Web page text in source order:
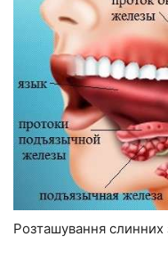
Розташування слинних